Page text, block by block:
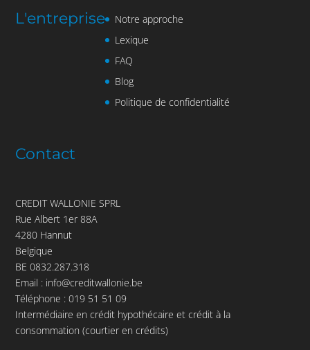
L'entreprise
Notre approche
Lexique
FAQ
Blog
Politique de confidentialité
Contact
CREDIT WALLONIE SPRL
Rue Albert 1er 88A
4280 Hannut
Belgique
BE 0832.287.318
Email : info@creditwallonie.be
Téléphone :019 51 51 09
Intermédiaire en crédit hypothécaire et crédit à la
consommation (courtier en crédits)